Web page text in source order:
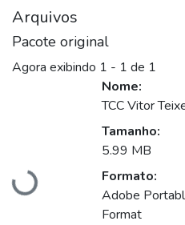
Arquivos
Pacote original
Agora exibindo 1 - 1 de 1
Carregando...
Nome:
TCC Vitor
Tamanho:
5.99 MB
Formato:
Adobe
Format